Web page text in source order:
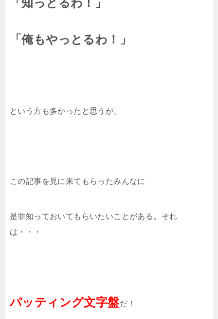
「俺もやっとるわ！」
という方も多かったと思うが、
この記事を見に来てもらったみんなに
是非知っておいてもらいたいことがある。それ
は・・・
パッティング文字盤だ！